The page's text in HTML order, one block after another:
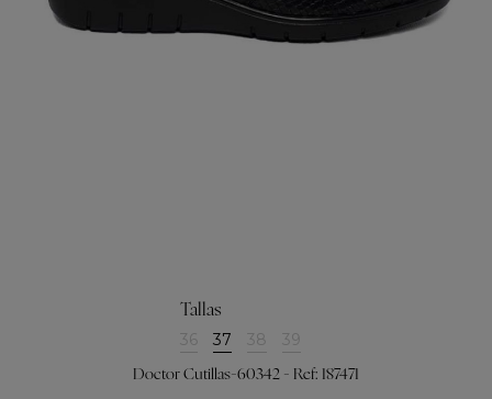
Tallas
36 37 38 39
Doctor Cutillas-60342 - Ref: 187471